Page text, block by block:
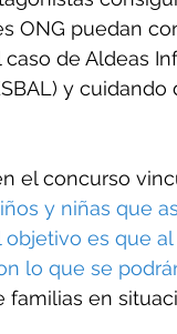
ONG puedan
de Aldeas
y
el concurso
y niñas que
objetivo es que
lo que se
familias en